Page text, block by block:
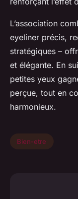
L’association
eyeliner précis,
stratégiques –
et élégante. En
petites yeux
perçue, tout en
harmonieux.
Bien-etre